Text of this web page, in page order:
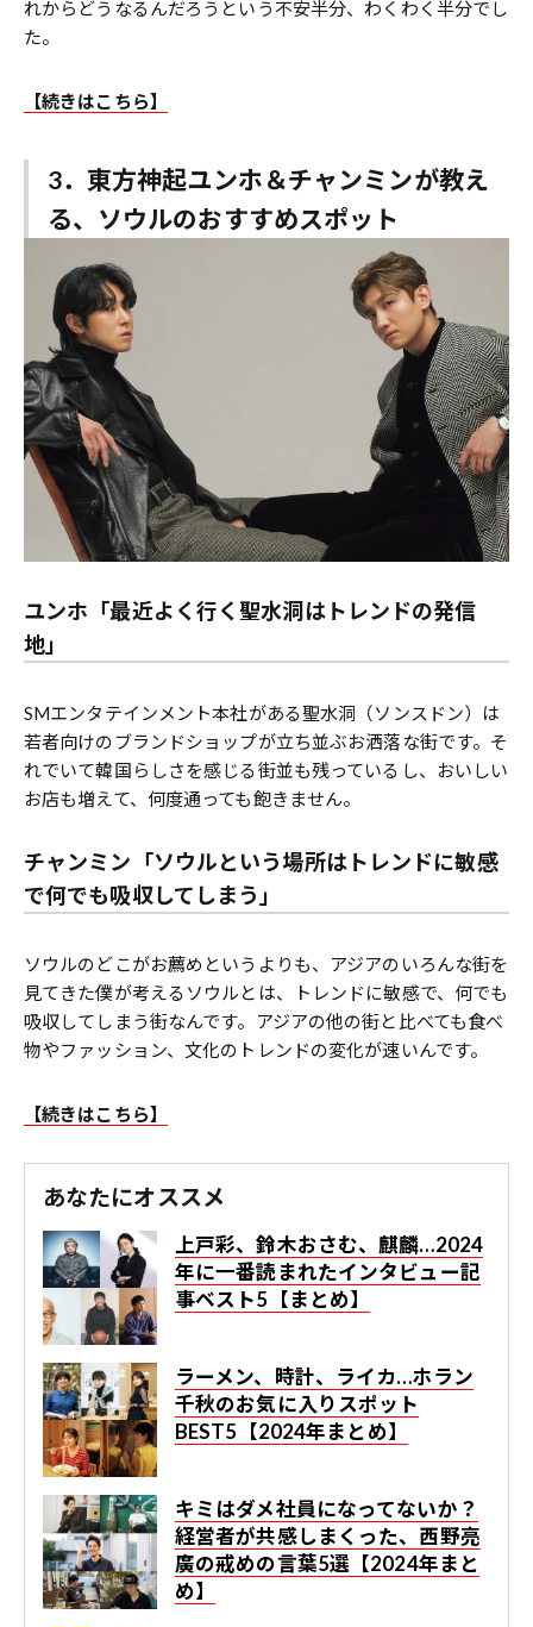
れからどうなるんだろうという不安半分、わくわく半分でし
た。
【続きはこちら】
3．東方神起ユンホ＆チャンミンが教え
る、ソウルのおすすめスポット
ユンホ「最近よく行く聖水洞はトレンドの発信
地」
SMエンタテインメント本社がある聖水洞（ソンスドン）は
若者向けのブランドショップが立ち並ぶお洒落な街です。そ
れでいて韓国らしさを感じる街並も残っているし、おいしい
お店も増えて、何度通っても飽きません。
チャンミン「ソウルという場所はトレンドに敏感
で何でも吸収してしまう」
ソウルのどこがお薦めというよりも、アジアのいろんな街を
見てきた僕が考えるソウルとは、トレンドに敏感で、何でも
吸収してしまう街なんです。アジアの他の街と比べても食べ
物やファッション、文化のトレンドの変化が速いんです。
【続きはこちら】
あなたにオススメ
上戸彩、鈴木おさむ、麒麟…2024
年に一番読まれたインタビュー記
事ベスト5【まとめ】
ラーメン、時計、ライカ…ホラン
千秋のお気に入りスポット
BEST5【2024年まとめ】
キミはダメ社員になってないか？
経営者が共感しまくった、西野亮
廣の戒めの言葉5選【2024年まと
め】